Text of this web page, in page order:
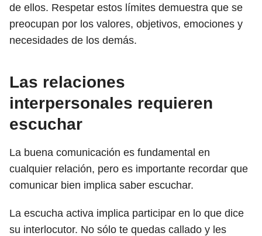
de ellos. Respetar estos límites demuestra que se
preocupan por los valores, objetivos, emociones y
necesidades de los demás.
Las relaciones
interpersonales requieren
escuchar
La buena comunicación es fundamental en
cualquier relación, pero es importante recordar que
comunicar bien implica saber escuchar.
La escucha activa implica participar en lo que dice
su interlocutor. No sólo te quedas callado y les